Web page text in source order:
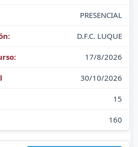
PRESENCIAL
D.F.C. LUQUE
17/8/2026
30/10/2026
15
160